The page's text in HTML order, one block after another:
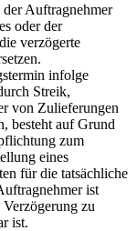
Auftragnehmer
oder der
verzögerte
infolge
Streik,
von Zulieferungen
besteht auf Grund
zum
eines
für die tatsächliche
ist
zu
ist.